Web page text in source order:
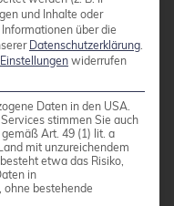
über
die
Klassen
Button betätigt
Dialog die zu
diesem Fall ntp
und bestätigt.
und Inhalte oder
über die
Datenschutzerklärung
Einstellungen widerrufen
Daten in den USA.
stimmen Sie auch
Art. 49 (1) lit. a
mit unzureichendem
etwa das Risiko,
in
bestehende